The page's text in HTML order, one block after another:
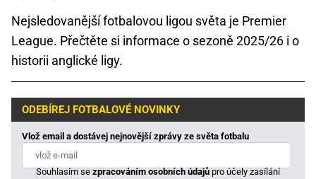
Nejsledovanější fotbalovou ligou světa je Premier
League. Přečtěte si informace o sezoně 2025/26 i o
historii anglické ligy.
ODEBÍREJ FOTBALOVÉ NOVINKY
Vlož email a dostávej nejnovější zprávy ze světa fotbalu
Souhlasím sezpracováním osobních údajůpro účely zasílání